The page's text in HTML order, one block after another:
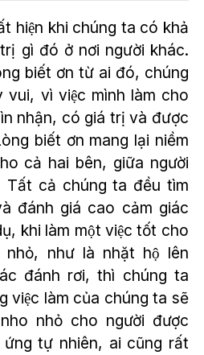
hiện khi chúng ta có khả
gì đó ở nơi người khác.
biết ơn từ ai đó, chúng
vì việc mình làm cho
nhận, có giá trị và được
biết ơn mang lại niềm
cả hai bên, giữa người
Tất cả chúng ta đều tìm
đánh giá cao cảm giác
khi làm một việc tốt cho
nhỏ, như là nhặt hộ lên
đánh rơi, thì chúng ta
việc làm của chúng ta sẽ
nhỏ cho người được
ứng tự nhiên, ai cũng rất